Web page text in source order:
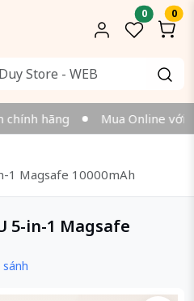
0 0
hãng Mua Online với
1 Magsafe 10000mAh
5-in-1 Magsafe
sánh